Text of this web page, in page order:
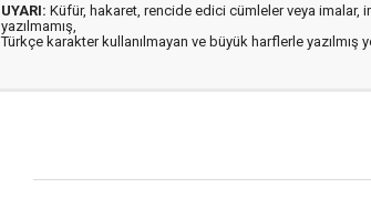
UYARI: Küfür, hakaret, rencide edici cümleler veya imalar,
yazılmamış,
Türkçe karakter kullanılmayan ve büyük harflerle yazılmış